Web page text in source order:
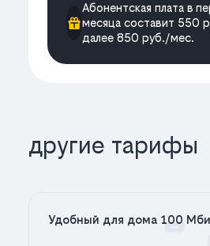
Абонентская плата в
месяца составит 550
далее 850 руб./мес.
другие тарифы
Удобный для дома 100